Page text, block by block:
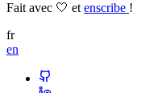
Fait avec 🤍 et enscribe !
fr
en